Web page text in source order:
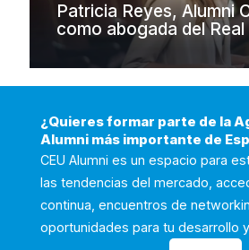
Patricia Reyes, Alumni
como abogada del
¿Quieres formar parte de la
Alumni más importante de
CEU Alumni es un espacio para
las tendencias del mercado,
continua, encuentros de
oportunidades para tu desarrollo